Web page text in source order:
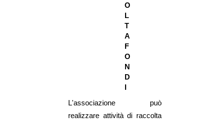
O
L
T
A
F
O
N
D
I
L'associazione può
realizzare attività di raccolta